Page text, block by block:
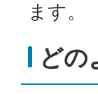
ます。
どの